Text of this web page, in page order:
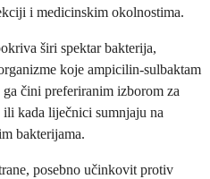
i medicinskim okolnostima.
širi spektar bakterija,
koje ampicilin-sulbaktam
čini preferiranim izborom za
kada liječnici sumnjaju na
bakterijama.
posebno učinkovit protiv